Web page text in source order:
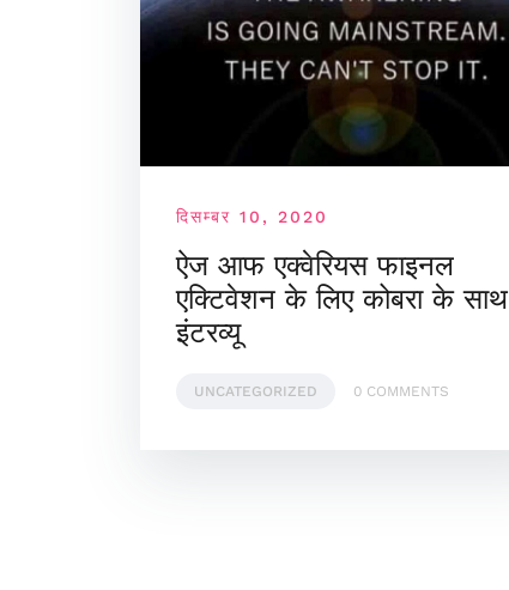
दिसम्बर 10, 2020
ऐज आफ एक्वेरियस फाइनल
एक्टिवेशन के लिए कोबरा के साथ
इंटरव्यू
UNCATEGORIZED 0 COMMENTS